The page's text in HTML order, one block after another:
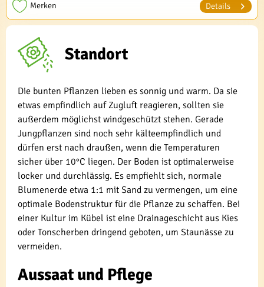
Merken Details
Standort
Die bunten Pflanzen lieben es sonnig und warm. Da sie
etwas empfindlich auf Zugluft reagieren, sollten sie
außerdem möglichst windgeschützt stehen. Gerade
Jungpflanzen sind noch sehr kälteempfindlich und
dürfen erst nach draußen, wenn die Temperaturen
sicher über 10°C liegen. Der Boden ist optimalerweise
locker und durchlässig. Es empfiehlt sich, normale
Blumenerde etwa 1:1 mit Sand zu vermengen, um eine
optimale Bodenstruktur für die Pflanze zu schaffen. Bei
einer Kultur im Kübel ist eine Drainageschicht aus Kies
oder Tonscherben dringend geboten, um Staunässe zu
vermeiden.
Aussaat und Pflege